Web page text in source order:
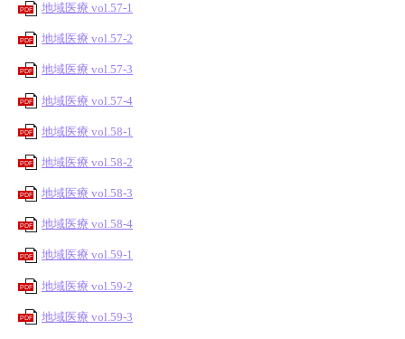
地域医療 vol.57-1
PDF
地域医療 vol.57-2
PDF
地域医療 vol.57-3
PDF
地域医療 vol.57-4
PDF
地域医療 vol.58-1
PDF
地域医療 vol.58-2
PDF
地域医療 vol.58-3
PDF
地域医療 vol.58-4
PDF
地域医療 vol.59-1
PDF
地域医療 vol.59-2
PDF
地域医療 vol.59-3
PDF